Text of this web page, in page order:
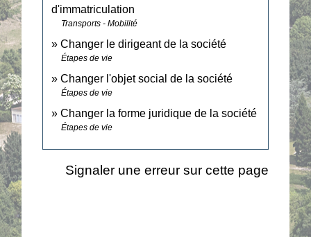
d'immatriculation
Transports - Mobilité
Changer le dirigeant de la société
Étapes de vie
Changer l'objet social de la société
Étapes de vie
Changer la forme juridique de la société
Étapes de vie
Signaler une erreur sur cette page